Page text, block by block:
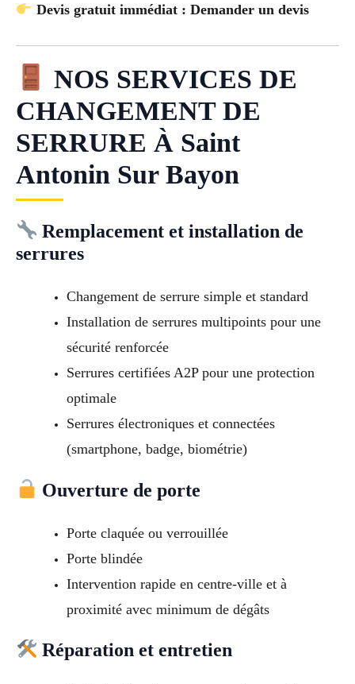
Devis gratuit immédiat : Demander un devis
NOS SERVICES DE
CHANGEMENT DE
SERRURE À Saint
Antonin Sur Bayon
Remplacement et installation de
serrures
Changement de serrure simple et standard
Installation de serrures multipoints pour une
sécurité renforcée
Serrures certifiées A2P pour une protection
optimale
Serrures électroniques et connectées
(smartphone, badge, biométrie)
Ouverture de porte
Porte claquée ou verrouillée
Porte blindée
Intervention rapide en centre-ville et à
proximité avec minimum de dégâts
Réparation et entretien